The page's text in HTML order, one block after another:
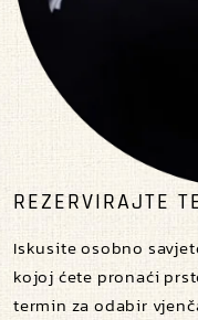
REZERVIRAJTE
Iskusite osobno
kojoj ćete pronaći
termin za odabir